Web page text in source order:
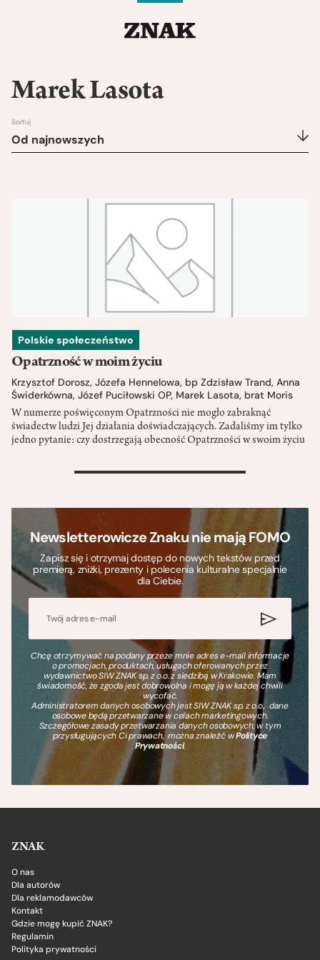
Marek Lasota
Sortuj
Od najnowszych
Polskie społeczeństwo
Opatrzność w moim życiu
Krzysztof Dorosz, Józefa Hennelowa, bp Zdzisław Trand, Anna
Świderkówna, Józef Puciłowski OP, Marek Lasota, brat Moris
W numerze poświęconym Opatrzności nie mogło zabraknąć
świadectw ludzi Jej działania doświadczających. Zadaliśmy im tylko
jedno pytanie: czy dostrzegają obecność Opatrzności w swoim życiu
>
Newsletterowicze Znaku nie mają FOMO
Zapisz się i otrzymaj dostęp do nowych tekstów przed
premierą, zniżki, prezenty i polecenia kulturalne specjalnie
dla Ciebie.
Chcę otrzymywać na podany przeze mnie adres e-mail informacje
o promocjach, produktach, usługach oferowanych przez
wydawnictwo SIW ZNAK sp. z o.o. z siedzibą w Krakowie. Mam
świadomość, że zgoda jest dobrowolna i mogę ją w każdej chwili
wycofać.
Administratorem danych osobowych jest SIW ZNAK sp. z o.o., dane
osobowe będą przetwarzane w celach marketingowych.
Szczegółowe zasady przetwarzania danych osobowych, w tym
przysługujących Ci prawach, można znaleźć wPolityce
Prywatności.
ZNAK
O nas
Dla autorów
Dla reklamodawców
Kontakt
Gdzie mogę kupić ZNAK?
Regulamin
Polityka prywatności